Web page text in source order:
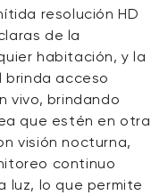
resolución HD
de la
habitación, y la
brinda acceso
vivo, brindando
que estén en otra
visión nocturna,
continuo
luz, lo que permite